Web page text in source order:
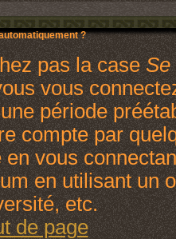
?
pas la caseSe
vous
période
compte par
vous
en utilisant un
etc.
de page